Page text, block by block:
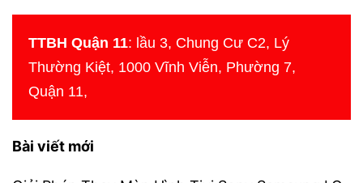
TTBH Quận 11: lầu 3, Chung Cư C2, Lý
Thường Kiệt, 1000 Vĩnh Viễn, Phường 7,
Quận 11,
Bài viết mới